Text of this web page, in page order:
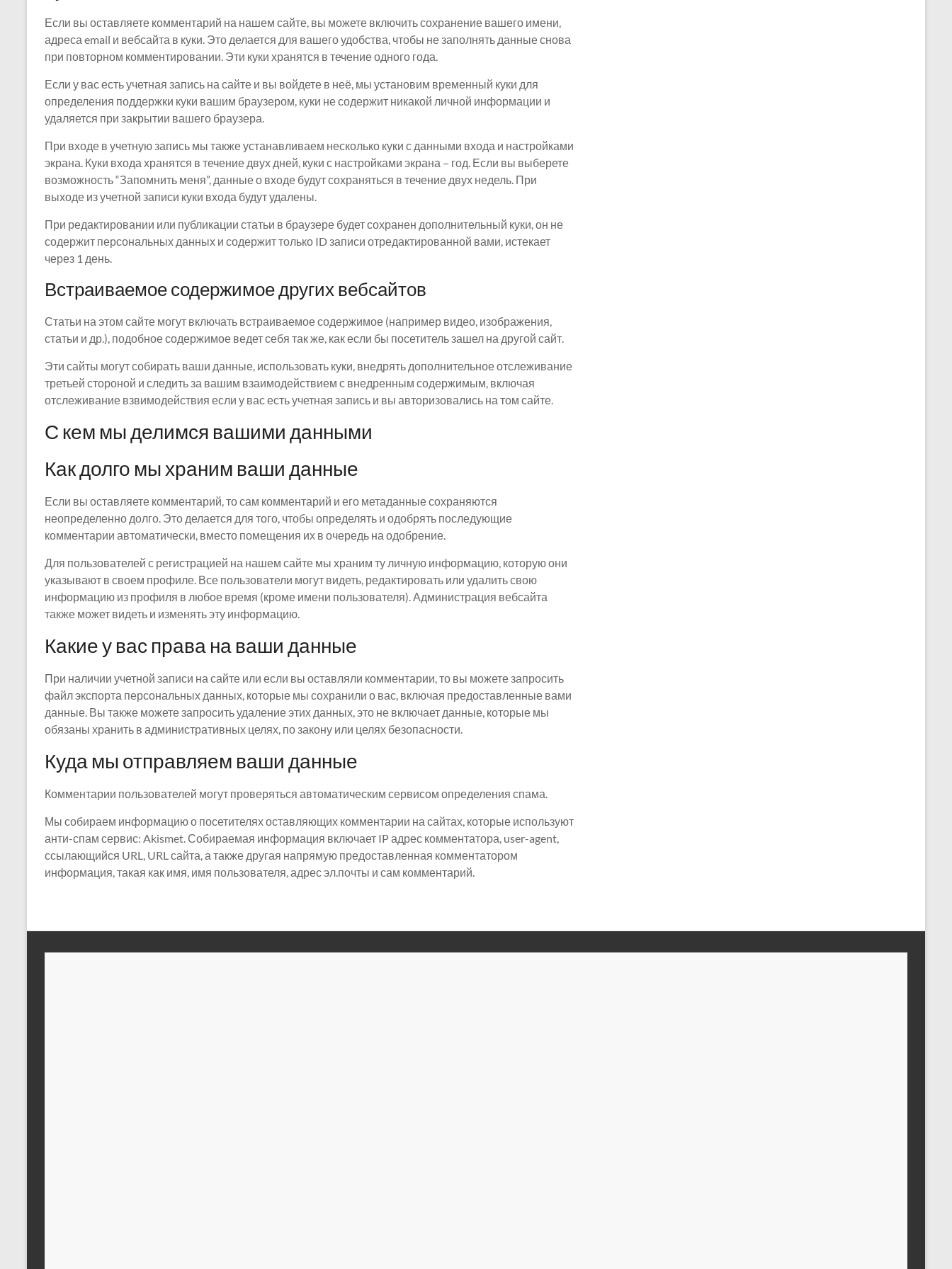
Если вы оставляете комментарий на нашем сайте, вы можете включить сохранение вашего имени,
адреса email и вебсайта в куки. Это делается для вашего удобства, чтобы не заполнять данные снова
при повторном комментировании. Эти куки хранятся в течение одного года.
Если у вас есть учетная запись на сайте и вы войдете в неё, мы установим временный куки для
определения поддержки куки вашим браузером, куки не содержит никакой личной информации и
удаляется при закрытии вашего браузера.
При входе в учетную запись мы также устанавливаем несколько куки с данными входа и настройками
экрана. Куки входа хранятся в течение двух дней, куки с настройками экрана – год. Если вы выберете
возможность “Запомнить меня”, данные о входе будут сохраняться в течение двух недель. При
выходе из учетной записи куки входа будут удалены.
При редактировании или публикации статьи в браузере будет сохранен дополнительный куки, он не
содержит персональных данных и содержит только ID записи отредактированной вами, истекает
через 1 день.
Встраиваемое содержимое других вебсайтов
Статьи на этом сайте могут включать встраиваемое содержимое (например видео, изображения,
статьи и др.), подобное содержимое ведет себя так же, как если бы посетитель зашел на другой сайт.
Эти сайты могут собирать ваши данные, использовать куки, внедрять дополнительное отслеживание
третьей стороной и следить за вашим взаимодействием с внедренным содержимым, включая
отслеживание взвимодействия если у вас есть учетная запись и вы авторизовались на том сайте.
С кем мы делимся вашими данными
Как долго мы храним ваши данные
Если вы оставляете комментарий, то сам комментарий и его метаданные сохраняются
неопределенно долго. Это делается для того, чтобы определять и одобрять последующие
комментарии автоматически, вместо помещения их в очередь на одобрение.
Для пользователей с регистрацией на нашем сайте мы храним ту личную информацию, которую они
указывают в своем профиле. Все пользователи могут видеть, редактировать или удалить свою
информацию из профиля в любое время (кроме имени пользователя). Администрация вебсайта
также может видеть и изменять эту информацию.
Какие у вас права на ваши данные
При наличии учетной записи на сайте или если вы оставляли комментарии, то вы можете запросить
файл экспорта персональных данных, которые мы сохранили о вас, включая предоставленные вами
данные. Вы также можете запросить удаление этих данных, это не включает данные, которые мы
обязаны хранить в административных целях, по закону или целях безопасности.
Куда мы отправляем ваши данные
Комментарии пользователей могут проверяться автоматическим сервисом определения спама.
Мы собираем информацию о посетителях оставляющих комментарии на сайтах, которые используют
анти-спам сервис: Akismet. Собираемая информация включает IP адрес комментатора, user-agent,
ссылающийся URL, URL сайта, а также другая напрямую предоставленная комментатором
информация, такая как имя, имя пользователя, адрес эл.почты и сам комментарий.